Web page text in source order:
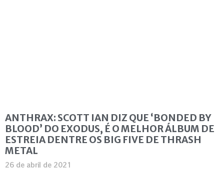
ANTHRAX: SCOTT IAN DIZ QUE ‘BONDED BY
BLOOD’ DO EXODUS, É O MELHOR ÁLBUM DE
ESTREIA DENTRE OS BIG FIVE DE THRASH
METAL
26 de abril de 2021